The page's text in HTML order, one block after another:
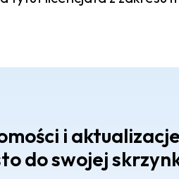
i
do swojej